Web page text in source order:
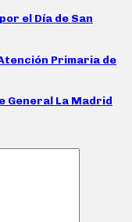
el Día de San
Primaria de
General La Madrid